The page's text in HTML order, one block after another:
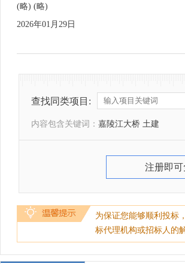
(略) (略)
2026年01月29日
查找同类项目:
内容包含关键词： 嘉陵江大桥 土建
注册即
为保证您能够顺利投标
标代理机构或招标人的